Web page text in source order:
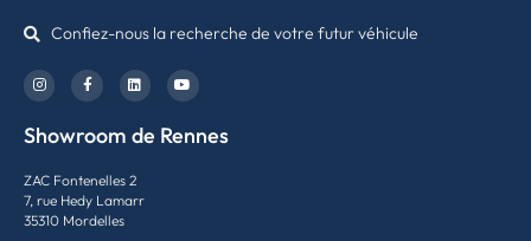
Confiez-nous la recherche de votre futur véhicule
Showroom de Rennes
ZAC Fontenelles 2
7, rue Hedy Lamarr
35310 Mordelles